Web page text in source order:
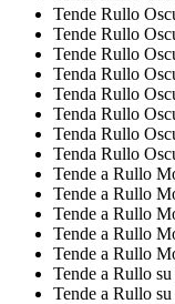
Tende Rullo
Tende Rullo
Tende Rullo
Tenda Rullo
Tenda Rullo
Tenda Rullo
Tenda Rullo
Tenda Rullo
Tende a Rullo
Tende a Rullo
Tende a Rullo
Tende a Rullo
Tende a Rullo
Tende a Rullo
Tende a Rullo